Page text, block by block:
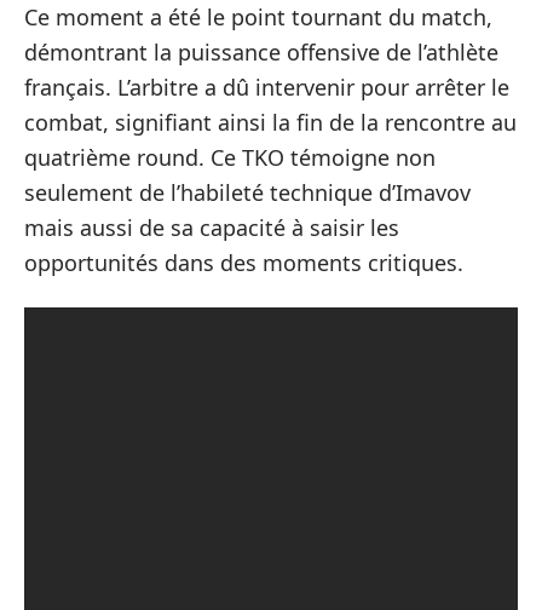
Ce moment a été le point tournant du match,
démontrant la puissance offensive de l’athlète
français. L’arbitre a dû intervenir pour arrêter le
combat, signifiant ainsi la fin de la rencontre au
quatrième round. Ce TKO témoigne non
seulement de l’habileté technique d’Imavov
mais aussi de sa capacité à saisir les
opportunités dans des moments critiques.